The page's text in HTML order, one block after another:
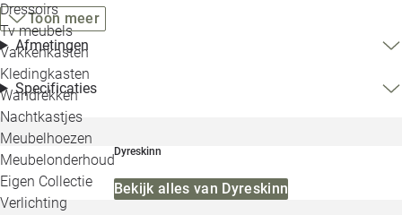
Dressoirs
Tv meubels
Vakkenkasten
Kledingkasten
Wandrekken
Nachtkastjes
Meubelhoezen
Meubelonderhoud
Eigen Collectie
Verlichting
Toon meer
Afmetingen
Specificaties
Dyreskinn
Bekijk alles van Dyreskinn